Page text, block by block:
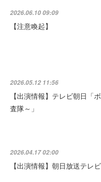
2026.06.10 09:09
【注意喚起】
2026.05.12 11:56
【出演情報】テレビ朝日「
査隊～」
2026.04.17 02:00
【出演情報】朝日放送テレ